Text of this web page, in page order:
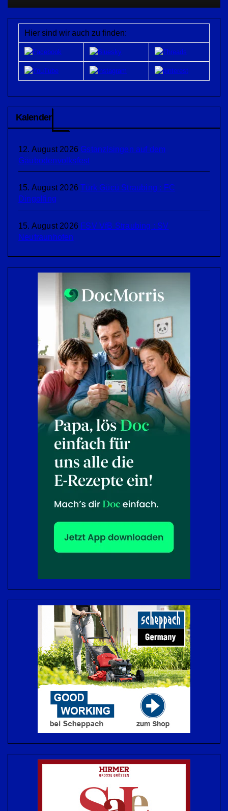
Hier sind wir auch zu finden:
Kalender
12. August 2026 Gstanzlsingen auf dem
Gäubodenvolksfest
15. August 2026 Türk Gücü Straubing : FC
Dingolfing
15. August 2026 FSV VfB Straubing : SV
Neufraunhofen